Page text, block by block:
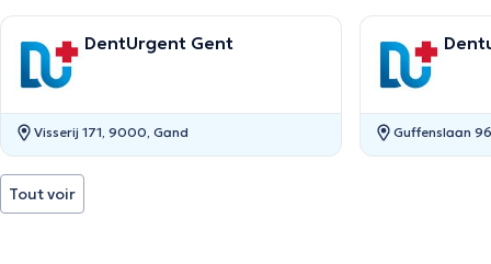
DentUrgent Gent
Visserij 171, 9000, Gand Guffenslaan
Tout voir